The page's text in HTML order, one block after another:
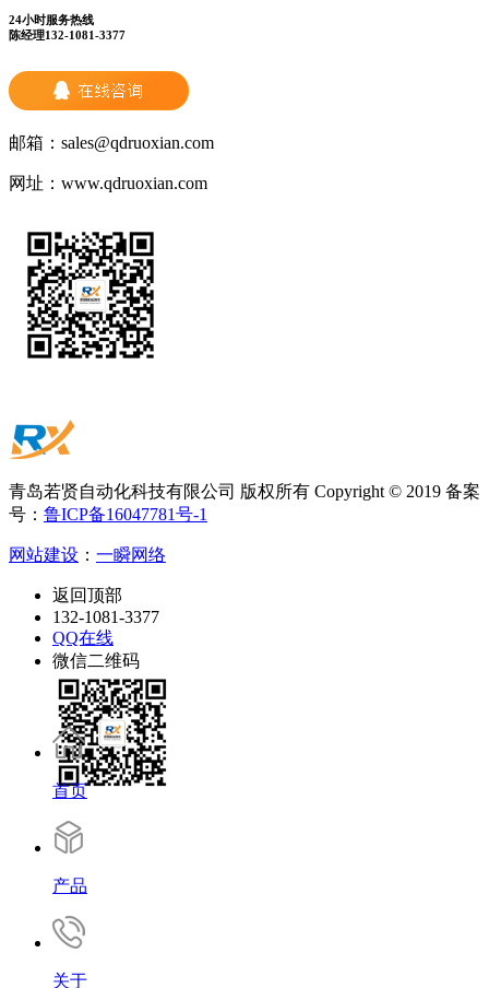
24小时服务热线
陈经理132-1081-3377
邮箱： sales@qdruoxian.com
网址： www.qdruoxian.com
青岛若贤自动化科技有限公司 版权所有 Copyright © 2019 备案
号： 鲁ICP备16047781号-1
网站建设 ： 一瞬网络
返回顶部
132-1081-3377
QQ在线
微信二维码
首页
产品
关于